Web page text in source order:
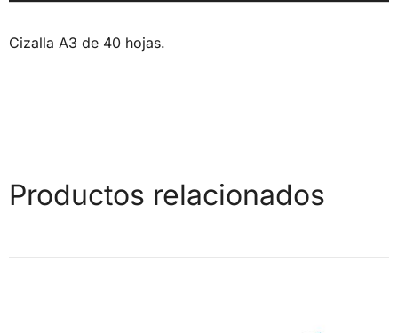
Cizalla A3 de 40 hojas.
Productos relacionados